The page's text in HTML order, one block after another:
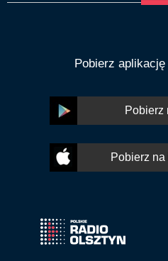
Pobierz
Pobierz
Pobierz